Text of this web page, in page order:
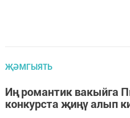
ҖӘМГЫЯТЬ
Иң романтик вакыйга
конкурста җиңү алып